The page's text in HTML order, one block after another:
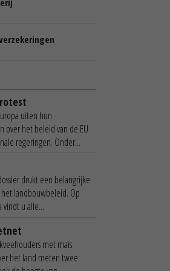
uiten hun
over het beleid van de EU
regeringen. Onder...
drukt een belangrijke
landbouwbeleid. Op
vindt u alle...
met mais
het land meten twee